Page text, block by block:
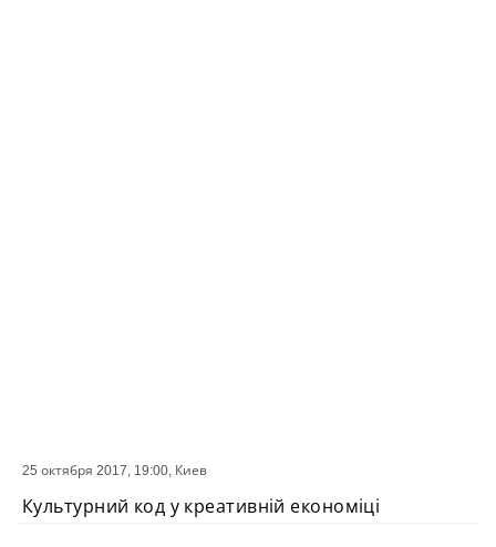
СОБЫТИЕ
25 октября 2017, 19:00, Киев
Культурний код у креативній економіці